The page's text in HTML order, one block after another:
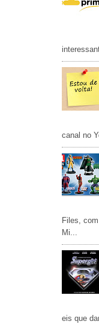
canal no
Files,
Mi...
eis que